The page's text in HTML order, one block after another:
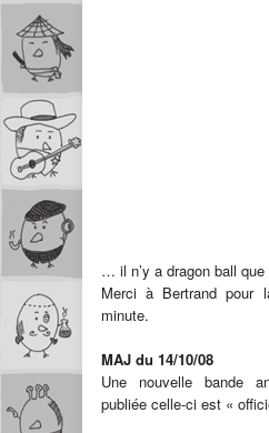
… il n’y a dragon ball
Merci à Bertrand pour
minute.
MAJ du 14/10/08
Une nouvelle bande
publiée celle-ci est «